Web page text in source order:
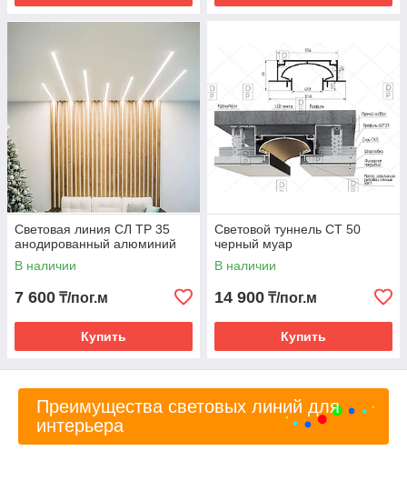
Световая линия СЛ ТР 35
анодированный алюминий
В наличии
7 600 ₸/пог.м
Купить
Световой туннель СТ 50
черный муар
В наличии
14 900 ₸/пог.м
Купить
Преимущества световых линий для
интерьера